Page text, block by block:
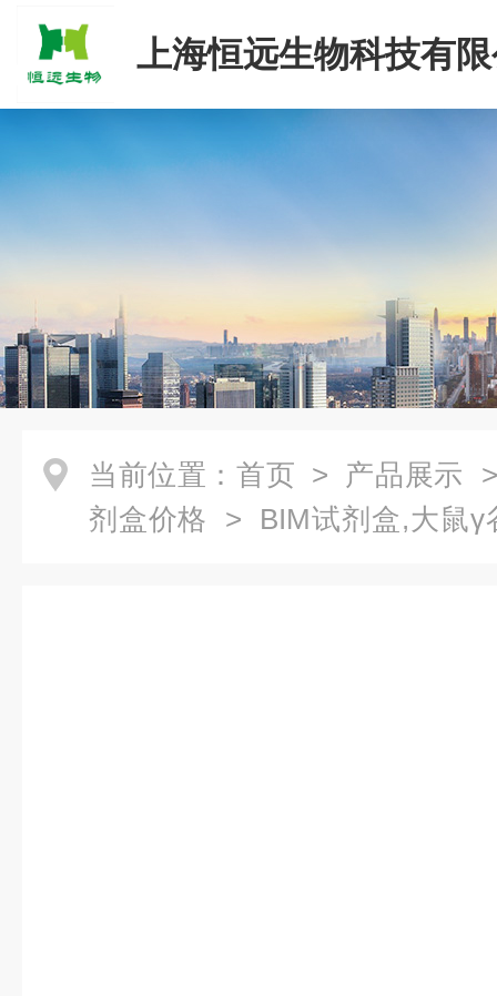
上海恒远生物科技有
当前位置： 首页 > 产品展示
剂盒价格 > BIM试剂盒,大鼠γ